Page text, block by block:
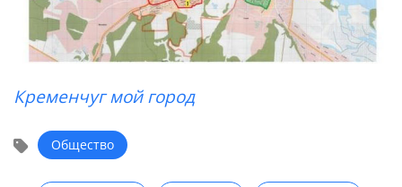
Кременчуг мой город
Общество